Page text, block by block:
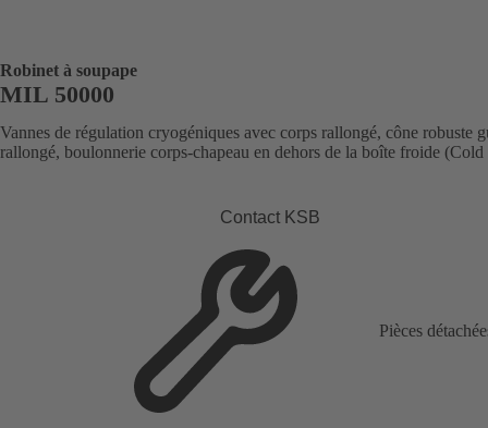
Robinet à soupape
MIL 50000
Vannes de régulation cryogéniques avec corps rallongé, cône robuste
rallongé, boulonnerie corps-chapeau en dehors de la boîte froide
Contact KSB
Pièces